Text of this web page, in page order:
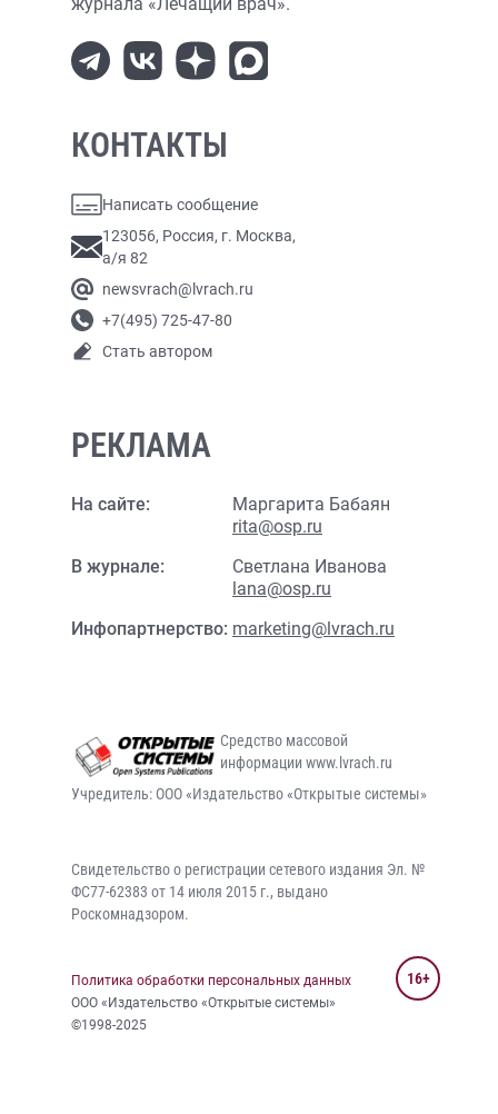
КОНТАКТЫ
Написать сообщение
123056, Россия, г. Москва,
а/я 82
newsvrach@lvrach.ru
+7(495) 725-47-80
Стать автором
РЕКЛАМА
На сайте:
Маргарита Бабаян
rita@osp.ru
В журнале:
Светлана Иванова
lana@osp.ru
Инфопартнерство: marketing@lvrach.ru
Средство массовой
информации www.lvrach.ru
Учредитель: ООО «Издательство «Открытые системы»
Свидетельство о регистрации сетевого издания Эл. №
ФС77-62383 от 14 июля 2015 г., выдано
Роскомнадзором.
Политика обработки персональных данных
ООО «Издательство «Открытые системы»
©1998-2025
16+